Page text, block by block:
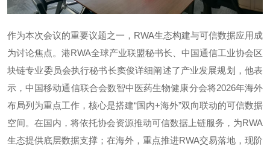
作为本次会议的重要议题之一，RWA生态构建与可信数据应用成
为讨论焦点。港RWA全球产业联盟秘书长、中国通信工业协会区
块链专业委员会执行秘书长窦俊详细阐述了产业发展规划，他表
示，中国移动通信联合会数智中医药生物健康分会将2026年海外
布局列为重点工作，核心是搭建“国内+海外”双向联动的可信数据
空间。在国内，将依托协会资源推动可信数据上链服务，为RWA
生态提供底层数据支撑；在海外，重点推进RWA交易落地，现阶